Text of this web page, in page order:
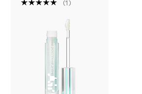
1